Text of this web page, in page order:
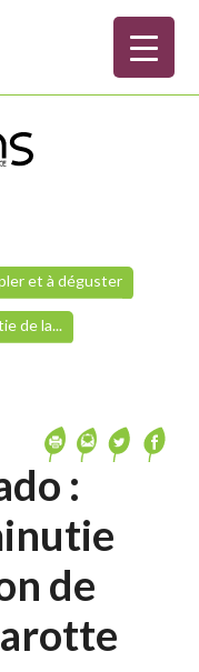
et à déguster
de la...
:
de